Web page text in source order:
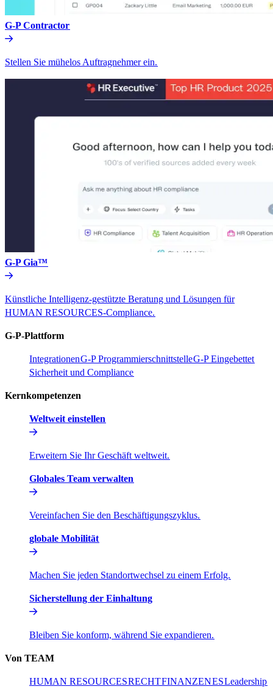
G-P Contractor​​
Stellen Sie mühelos Auftragnehmer ein.​​
G-P Gia™​​
Künstliche Intelligenz-gestützte Beratung und Lösungen für
HUMAN RESOURCES-Compliance.​​
G-P-Plattform​​
Integrationen​​G-P Programmierschnittstelle​​G-P Eingebettet​​
Sicherheit und Compliance​​
Kernkompetenzen​​
Weltweit einstellen​​
Erweitern Sie Ihr Geschäft weltweit.​​
Globales Team verwalten​​
Vereinfachen Sie den Beschäftigungszyklus.​​
globale Mobilität​​
Machen Sie jeden Standortwechsel zu einem Erfolg.​​
Sicherstellung der Einhaltung​​
Bleiben Sie konform, während Sie expandieren.​​
Von TEAM​​
HUMAN RESOURCES​​RECHT​​FINANZEN​​ES​​Leadership​​